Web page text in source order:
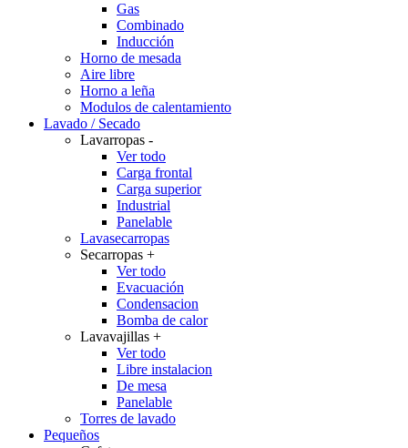
Gas
Combinado
Inducción
Horno de mesada
Aire libre
Horno a leña
Modulos de calentamiento
Lavado / Secado
Lavarropas -
Ver todo
Carga frontal
Carga superior
Industrial
Panelable
Lavasecarropas
Secarropas +
Ver todo
Evacuación
Condensacion
Bomba de calor
Lavavajillas +
Ver todo
Libre instalacion
De mesa
Panelable
Torres de lavado
Pequeños